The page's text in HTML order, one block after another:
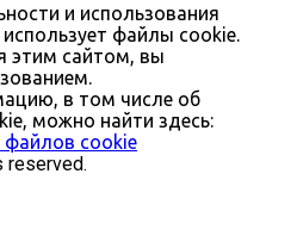
и использования
файлы cookie.
этим сайтом, вы
в том числе об
можно найти здесь:
файлов cookie
reserved.